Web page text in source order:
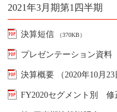
2021年3月期第1四半期
決算短信 （370KB）
プレゼンテーション資料
決算概要 （2020年10月23
FY2020セグメント別 修